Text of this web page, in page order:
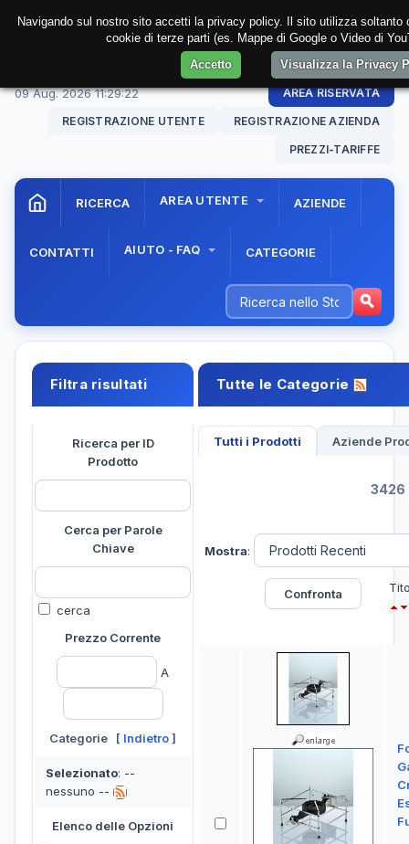
09 Aug. 202611:29:23 AREA RISERVATA
REGISTRAZIONE UTENTE REGISTRAZIONE AZIENDA
PREZZI-TARIFFE
RICERCA AREA UTENTE AZIENDE
CONTATTI AIUTO - FAQ CATEGORIE
Filtra risultati
Ricerca per ID
Prodotto
Cerca per Parole
Chiave
cerca
Prezzo Corrente
A
Categorie [ Indietro]
Selezionato: --
nessuno --
Elenco delle Opzioni
Tutte le Categorie
Tutti i Prodotti Aziende
3426
Mostra:
Navigando sul nostro sito accetti la privacy policy. Il sito utilizza
cookie di terze parti (es. Mappe di Google o Video di
Accetto
Visualizza la Privacy